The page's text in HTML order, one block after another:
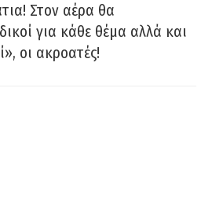
Στον αέρα θα
για κάθε θέμα αλλά και
οι ακροατές!